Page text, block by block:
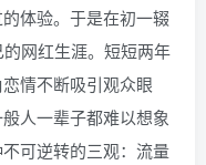
体验。于是在初一辍
网红生涯。短短两年
情不断吸引观众眼
人一辈子都难以想象
可逆转的三观：流量